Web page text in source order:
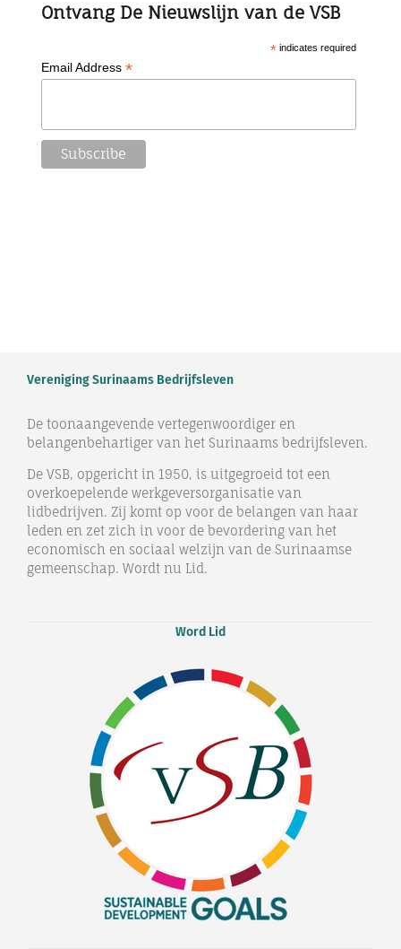
Ontvang De Nieuwslijn van de VSB
* indicates required
Email Address*
Vereniging Surinaams Bedrijfsleven
De toonaangevende vertegenwoordiger en
belangenbehartiger van het Surinaams bedrijfsleven.
De VSB, opgericht in 1950, is uitgegroeid tot een
overkoepelende werkgeversorganisatie van
lidbedrijven. Zij komt op voor de belangen van haar
leden en zet zich in voor de bevordering van het
economisch en sociaal welzijn van de Surinaamse
gemeenschap. Wordt nu Lid.
Word Lid